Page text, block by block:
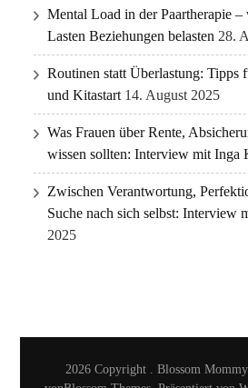
Mental Load in der Paartherapie –
Lasten Beziehungen belasten 28.
Routinen statt Überlastung: Tipps
und Kitastart 14. August 2025
Was Frauen über Rente,
wissen sollten: Interview mit Inga
Zwischen Verantwortung,
Suche nach sich selbst: Interview
2025
2026 Copyright . Blossom